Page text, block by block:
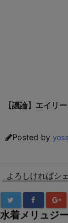
【議論】エイリ
Posted by
よろしければシ
水着メリュジ